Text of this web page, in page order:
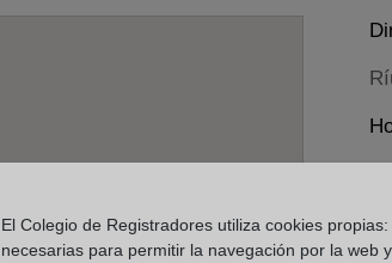
El Colegio de Registradores utiliza cookies
necesarias para permitir la navegación por la web